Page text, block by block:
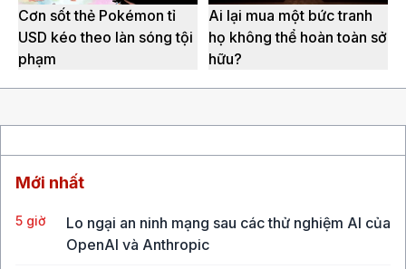
Cơn sốt thẻ Pokémon tỉ
USD kéo theo làn sóng tội
phạm
Ai lại mua một bức tranh
họ không thể hoàn toàn sở
hữu?
Mới nhất
5 giờ
Lo ngại an ninh mạng sau các thử nghiệm AI của
OpenAI và Anthropic